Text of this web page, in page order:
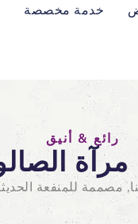
خدمة مخصصة
رائع & أنيق
مرآة
مصممة للمنفعة